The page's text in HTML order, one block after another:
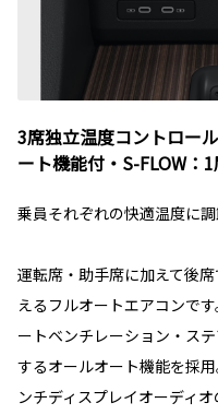
3席独立温度コントロー
ート機能付・S-FLOW：
乗員それぞれの快適温度に調
運転席・助手席に加えて後
えるフルオートエアコンで
ートベンチレーション・ス
するオールオート機能を採
ンチディスプレイオーディ